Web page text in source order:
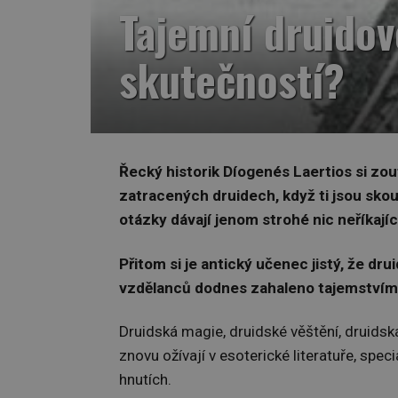
Tajemní
skutečností?
Řecký historik Díogenés Laertios si
zatracených druidech, když ti jsou
otázky dávají jenom strohé nic
Přitom si je antický učenec jistý, že
vzdělanců dodnes zahaleno
Druidská magie, druidské věštění,
znovu ožívají v esoterické literatuře,
hnutích.